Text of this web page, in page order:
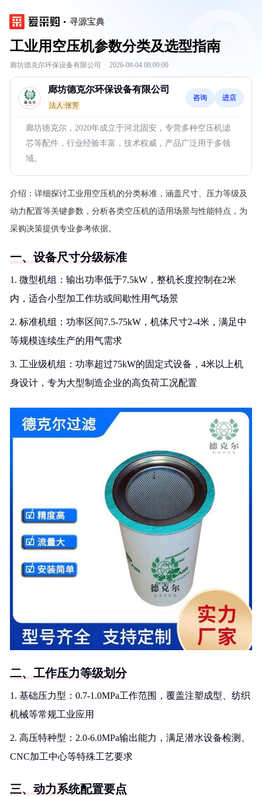
寻源宝典
工业用空压机参数分类及选型指南
廊坊德克尔环保设备有限公司 · 2026-08-04 08:00:00
廊坊德克尔环保设备有限公司
法人:张芳
咨询 进店
廊坊德克尔，2020年成立于河北固安，专营多种空压机滤
芯等配件，行业经验丰富，技术权威，产品广泛用于多领
域。
介绍： 详细探讨工业用空压机的分类标准，涵盖尺寸、压力等级及
动力配置等关键参数，分析各类空压机的适用场景与性能特点，为
采购决策提供专业参考依据。
一、设备尺寸分级标准
1. 微型机组：输出功率低于7.5kW，整机长度控制在2米
内，适合小型加工作坊或间歇性用气场景
2. 标准机组：功率区间7.5-75kW，机体尺寸2-4米，满足中
等规模连续生产的用气需求
3. 工业级机组：功率超过75kW的固定式设备，4米以上机
身设计，专为大型制造企业的高负荷工况配置
二、工作压力等级划分
1. 基础压力型：0.7-1.0MPa工作范围，覆盖注塑成型、纺织
机械等常规工业应用
2. 高压特种型：2.0-6.0MPa输出能力，满足潜水设备检测、
CNC加工中心等特殊工艺要求
三、动力系统配置要点